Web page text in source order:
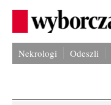
Nekrologi Odeszli